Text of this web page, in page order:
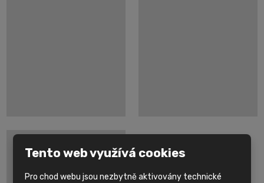
Tento web využívá cookies
Pro chod webu jsou nezbytně aktivovány technické